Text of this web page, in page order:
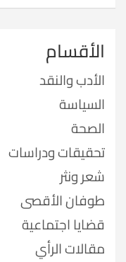
الأقسام
الأدب والنقد
السياسة
الصحة
تحقيقات ودراسات
شعر ونثر
طوفان الأقصى
قضايا اجتماعية
مقالات الرأي